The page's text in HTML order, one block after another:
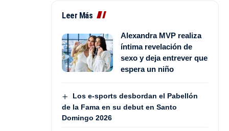
Leer Más
Alexandra MVP realiza
íntima revelación de
sexo y deja entrever que
espera un niño
Los e-sports desbordan el Pabellón
de la Fama en su debut en Santo
Domingo 2026